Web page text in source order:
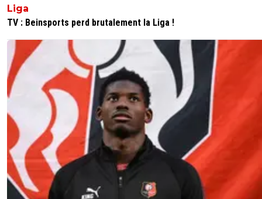
Liga
TV : Beinsports perd brutalement la Liga !